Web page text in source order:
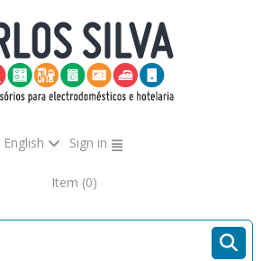
English Sign in
Item (0)